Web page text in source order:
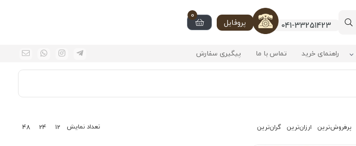
041-33251423 پروفایل
0
راهنمای خرید تماس با ما پیگیری سفارش
پرفروش‌ترین ارزان‌ترین گران‌ترین تعداد نمایش 12
24
48